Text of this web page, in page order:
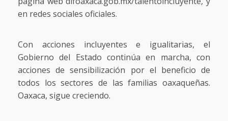
en redes sociales oficiales.
Con acciones incluyentes e igualitarias, el
Gobierno del Estado continúa en marcha, con
acciones de sensibilización por el beneficio de
todos los sectores de las familias oaxaqueñas.
Oaxaca, sigue creciendo.